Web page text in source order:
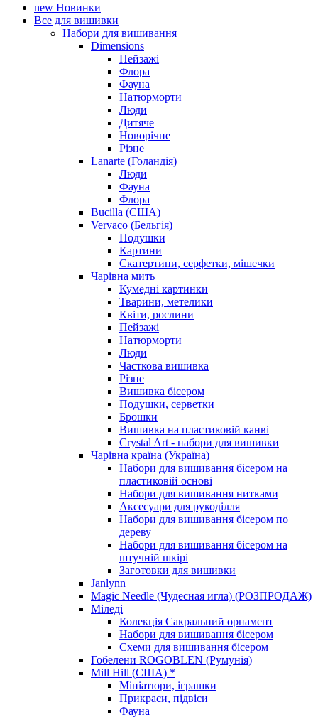
new Новинки
Все для вишивки
Набори для вишивання
Dimensions
Пейзажі
Флора
Фауна
Натюрморти
Люди
Дитяче
Новорічне
Різне
Lanarte (Голандія)
Люди
Фауна
Флора
Bucilla (США)
Vervaco (Бельгія)
Подушки
Картини
Скатертини, серфетки, мішечки
Чарiвна мить
Кумедні картинки
Тварини, метелики
Квіти, рослини
Пейзажі
Натюрморти
Люди
Часткова вишивка
Різне
Вишивка бісером
Подушки, серветки
Брошки
Вишивка на пластиковій канві
Crystal Art - набори для вишивки
Чарівна країна (Україна)
Набори для вишивання бісером на
пластиковій основі
Набори для вишивання нитками
Аксесуари для рукоділля
Набори для вишивання бісером по
дереву
Набори для вишивання бісером на
штучній шкірі
Заготовки для вишивки
Janlynn
Magic Needle (Чудесная игла) (РОЗПРОДАЖ)
Міледі
Колекція Сакральний орнамент
Набори для вишивання бісером
Схеми для вишивання бісером
Гобелени ROGOBLEN (Румунія)
Mill Hill (США) *
Мініатюри, іграшки
Прикраси, підвіси
Фауна